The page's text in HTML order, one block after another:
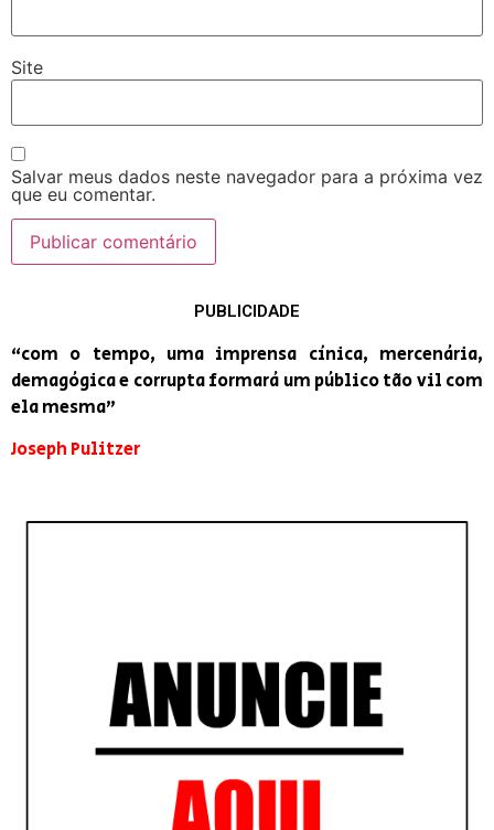
Site
Salvar meus dados neste navegador para a próxima vez
que eu comentar.
PUBLICIDADE
“com o tempo, uma imprensa cínica, mercenária,
demagógica e corrupta formará um público tão vil com
ela mesma”
Joseph Pulitzer